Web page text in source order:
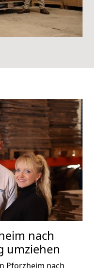
nach
umziehen
Pforzheim nach